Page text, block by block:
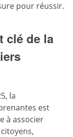
pour réussir.
clé de la
la
est
à associer